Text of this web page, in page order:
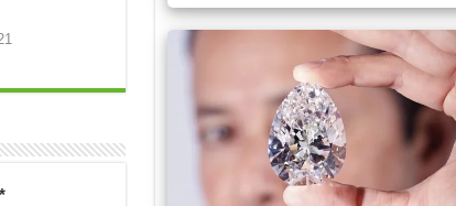
*